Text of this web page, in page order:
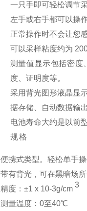
一只手即可轻松调节
左手或右手都可以操
正常操作时不会让您
可以采样粘度约为
测量值显示包括密度
度、证明度等。
采用背光图形液晶显
据存储、自动数据输
电池寿命大约是以前
规格
便携式类型。轻松单手操
带有背光，可在黑暗场所
精度：±1 x 10-3g/cm3
测量温度：0至40℃